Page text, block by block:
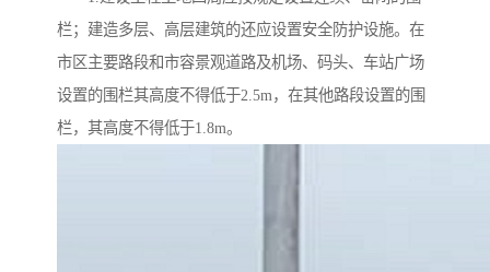
栏；建造多层、高层建筑的还应设置安全防护设施。在
市区主要路段和市容景观道路及机场、码头、车站广场
设置的围栏其高度不得低于2.5m，在其他路段设置的围
栏，其高度不得低于1.8m。